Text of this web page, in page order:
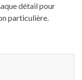
détail pour
particulière.